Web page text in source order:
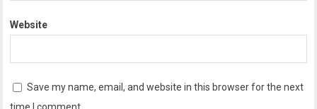
Website
Save my name, email, and website in this browser for the next
time I comment.